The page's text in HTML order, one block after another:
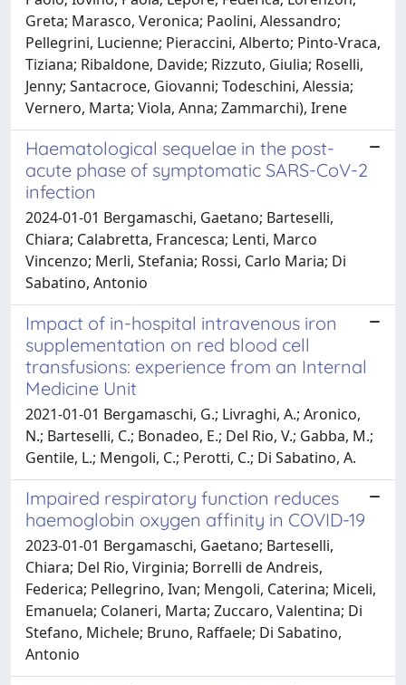
Greta; Marasco, Veronica; Paolini, Alessandro;
Pellegrini, Lucienne; Pieraccini, Alberto; Pinto-Vraca,
Tiziana; Ribaldone, Davide; Rizzuto, Giulia; Roselli,
Jenny; Santacroce, Giovanni; Todeschini, Alessia;
Vernero, Marta; Viola, Anna; Zammarchi), Irene
Haematological sequelae in the post-
acute phase of symptomatic SARS-CoV-2
infection
2024-01-01 Bergamaschi, Gaetano; Barteselli,
Chiara; Calabretta, Francesca; Lenti, Marco
Vincenzo; Merli, Stefania; Rossi, Carlo Maria; Di
Sabatino, Antonio
Impact of in-hospital intravenous iron
supplementation on red blood cell
transfusions: experience from an Internal
Medicine Unit
2021-01-01 Bergamaschi, G.; Livraghi, A.; Aronico,
N.; Barteselli, C.; Bonadeo, E.; Del Rio, V.; Gabba, M.;
Gentile, L.; Mengoli, C.; Perotti, C.; Di Sabatino, A.
Impaired respiratory function reduces
haemoglobin oxygen affinity in COVID-19
2023-01-01 Bergamaschi, Gaetano; Barteselli,
Chiara; Del Rio, Virginia; Borrelli de Andreis,
Federica; Pellegrino, Ivan; Mengoli, Caterina; Miceli,
Emanuela; Colaneri, Marta; Zuccaro, Valentina; Di
Stefano, Michele; Bruno, Raffaele; Di Sabatino,
Antonio